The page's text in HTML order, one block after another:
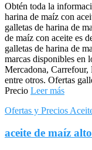
Obtén toda la
harina de maíz con
galletas de harina de
de maíz con aceite es
galletas de harina de
marcas disponibles en
Mercadona,
entre otros. Ofertas
Precio Leer más
Ofertas y Precios
aceite de maíz